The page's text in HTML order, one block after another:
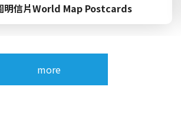
包種茶 - Academic Year 2025-
more